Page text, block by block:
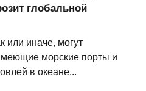
глобальной
или иначе, могут
морские порты и
в океане...